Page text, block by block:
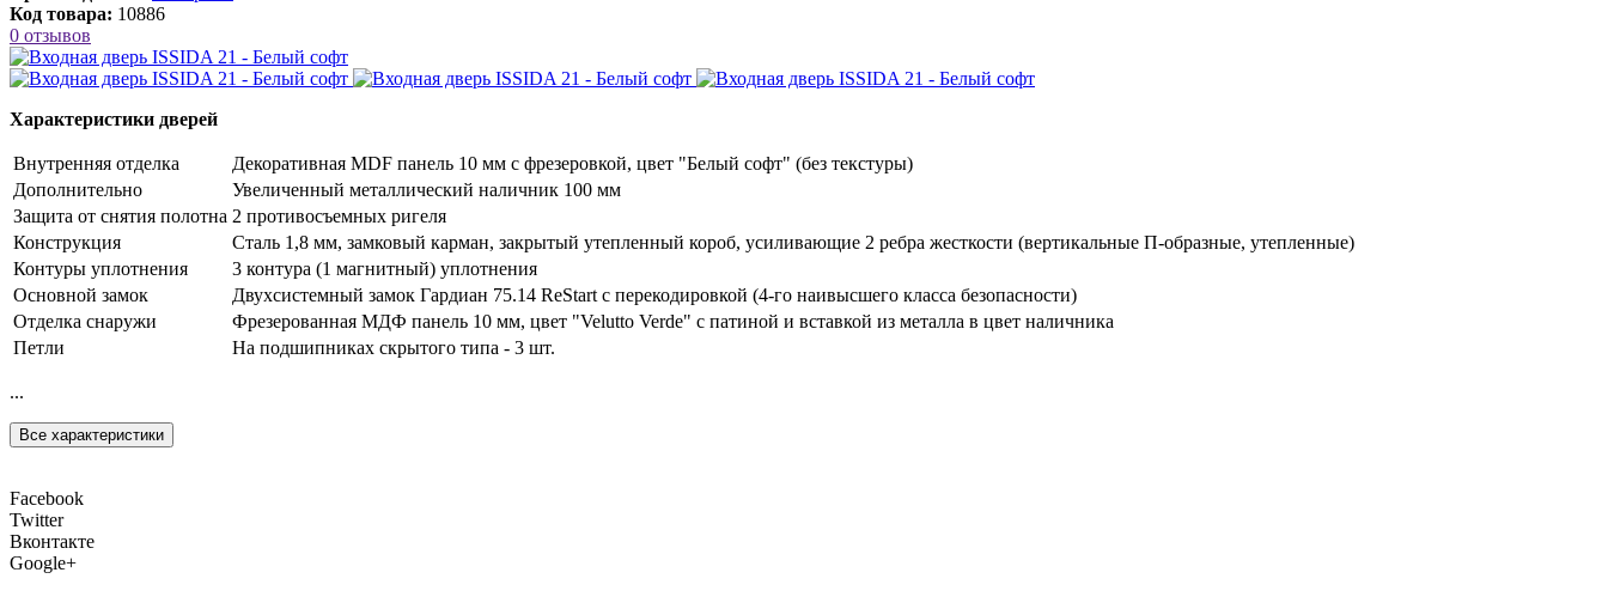
Код товара: 10886
0 отзывов
Характеристики дверей
Внутренняя отделка
Декоративная MDF панель 10 мм с фрезеровкой, цвет "Белый софт" (без текстуры)
Дополнительно
Увеличенный металлический наличник 100 мм
Защита от снятия полотна 2 противосъемных ригеля
Конструкция
Сталь 1,8 мм, замковый карман, закрытый утепленный короб, усиливающие 2 ребра жесткости (вертикальные П-образные, утепленные)
Контуры уплотнения
3 контура (1 магнитный) уплотнения
Основной замок
Двухсистемный замок Гардиан 75.14 ReStart с перекодировкой (4-го наивысшего класса безопасности)
Отделка снаружи
Фрезерованная МДФ панель 10 мм, цвет "Velutto Verde" с патиной и вставкой из металла в цвет наличника
Петли
На подшипниках скрытого типа - 3 шт.
...
Все характеристики
Facebook
Twitter
Вконтакте
Google+